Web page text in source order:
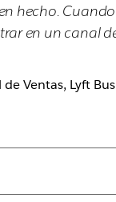
hecho.
en un canal
Ventas, Lyft